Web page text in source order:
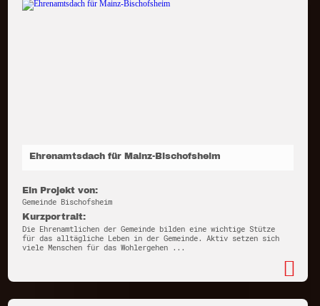
Ehrenamtsdach für Mainz-Bischofsheim
Ein Projekt von:
Gemeinde Bischofsheim
Kurzportrait:
Die Ehrenamtlichen der Gemeinde bilden eine wichtige Stütze
für das alltägliche Leben in der Gemeinde. Aktiv setzen sich
viele Menschen für das Wohlergehen ...